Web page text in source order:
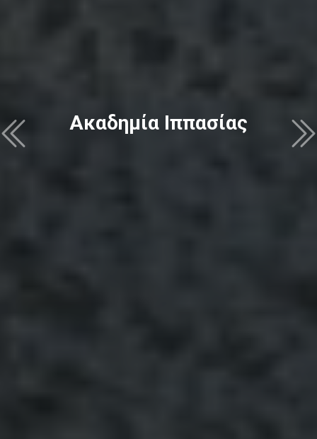
Ακαδημία Ιππασίας